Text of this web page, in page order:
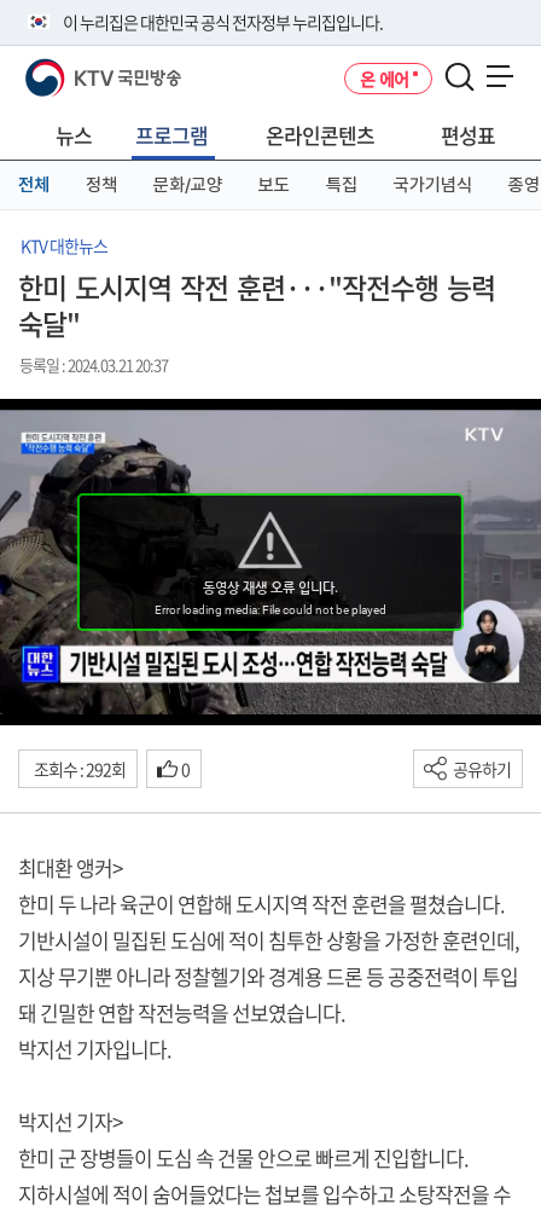
이 누리집은 대한민국 공식 전자정부 누리집입니다.
공식 누리집 주소 확인하기
니다.
이밖에 or.kr 또는 .kr등 다른 도메인 주소를 사용하고 있다면 아래 URL에
서 도메인 주소를 확인해 보세요
KTV 국민방송 온 에어
뉴스 프로그램 온라인콘텐츠 편성표
전체 정책 문화/교양 보도 특집 국가기념식 종영
KTV 대한뉴스
한미 도시지역 작전 훈련···"작전수행 능력
숙달"
등록일 : 2024.03.21 20:37
조회수 : 292회 0 공유하기
최대환 앵커>
한미 두 나라 육군이 연합해 도시지역 작전 훈련을 펼쳤습니다.
기반시설이 밀집된 도심에 적이 침투한 상황을 가정한 훈련인데,
지상 무기뿐 아니라 정찰헬기와 경계용 드론 등 공중전력이 투입
돼 긴밀한 연합 작전능력을 선보였습니다.
박지선 기자입니다.
박지선 기자>
한미 군 장병들이 도심 속 건물 안으로 빠르게 진입합니다.
지하시설에 적이 숨어들었다는 첩보를 입수하고 소탕작전을 수